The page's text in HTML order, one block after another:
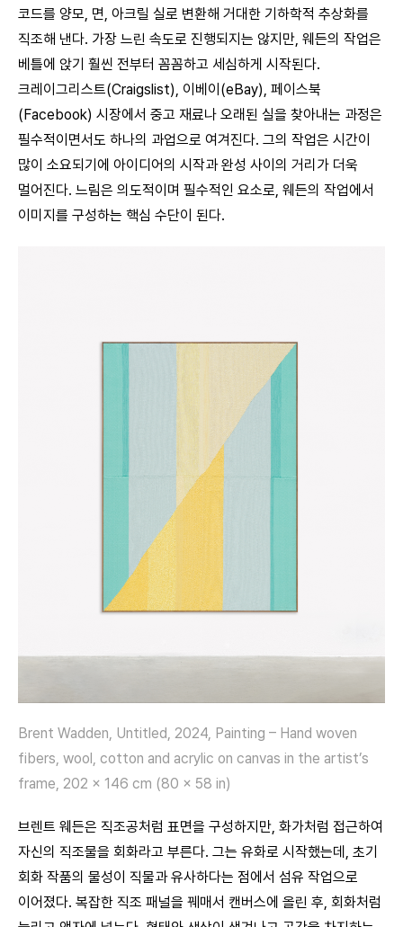
코드를 양모, 면, 아크릴 실로 변환해 거대한 기하학적 추상화를
직조해 낸다. 가장 느린 속도로 진행되지는 않지만, 웨든의 작업은
베틀에 앉기 훨씬 전부터 꼼꼼하고 세심하게 시작된다.
크레이그리스트(Craigslist), 이베이(eBay), 페이스북
(Facebook) 시장에서 중고 재료나 오래된 실을 찾아내는 과정은
필수적이면서도 하나의 과업으로 여겨진다. 그의 작업은 시간이
많이 소요되기에 아이디어의 시작과 완성 사이의 거리가 더욱
멀어진다. 느림은 의도적이며 필수적인 요소로, 웨든의 작업에서
이미지를 구성하는 핵심 수단이 된다.
Brent Wadden, Untitled, 2024, Painting – Hand woven
fibers, wool, cotton and acrylic on canvas in the artist’s
frame, 202 x 146 cm (80 x 58 in)
브렌트 웨든은 직조공처럼 표면을 구성하지만, 화가처럼 접근하여
자신의 직조물을 회화라고 부른다. 그는 유화로 시작했는데, 초기
회화 작품의 물성이 직물과 유사하다는 점에서 섬유 작업으로
이어졌다. 복잡한 직조 패널을 꿰매서 캔버스에 올린 후, 회화처럼